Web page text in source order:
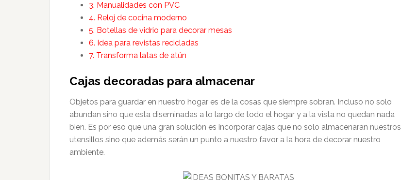
3. Manualidades con PVC
4. Reloj de cocina moderno
5. Botellas de vidrio para decorar mesas
6. Idea para revistas recicladas
7. Transforma latas de atún
Cajas decoradas para almacenar
Objetos para guardar en nuestro hogar es de la cosas que siempre sobran. Incluso no solo
abundan sino que esta diseminadas a lo largo de todo el hogar y a la vista no quedan nada
bien. Es por eso que una gran solución es incorporar cajas que no solo almacenaran nuestros
utensillos sino que además serán un punto a nuestro favor a la hora de decorar nuestro
ambiente.